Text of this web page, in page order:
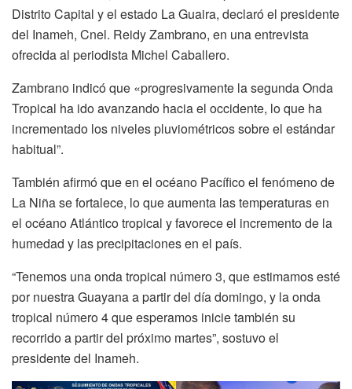
Distrito Capital y el estado La Guaira, declaró el presidente
del Inameh, Cnel. Reidy Zambrano, en una entrevista
ofrecida al periodista Michel Caballero.
Zambrano indicó que «progresivamente la segunda Onda
Tropical ha ido avanzando hacia el occidente, lo que ha
incrementado los niveles pluviométricos sobre el estándar
habitual”.
También afirmó que en el océano Pacífico el fenómeno de
La Niña se fortalece, lo que aumenta las temperaturas en
el océano Atlántico tropical y favorece el incremento de la
humedad y las precipitaciones en el país.
“Tenemos una onda tropical número 3, que estimamos esté
por nuestra Guayana a partir del día domingo, y la onda
tropical número 4 que esperamos inicie también su
recorrido a partir del próximo martes”, sostuvo el
presidente del Inameh.